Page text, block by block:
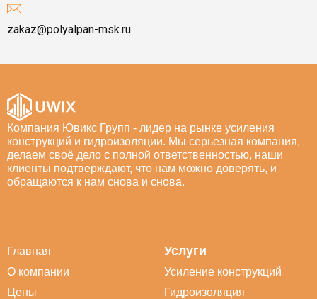
zakaz@polyalpan-msk.ru
Компания Ювикс Групп - лидер на рынке усиления
конструкций и гидроизоляции. Мы серьезная компания,
делаем своё дело с полной ответственностью, наши
клиенты подтверждают, что нам можно доверять, и
обращаются к нам снова и снова.
Главная
О компании
Цены
Услуги
Усиление конструкций
Гидроизоляция